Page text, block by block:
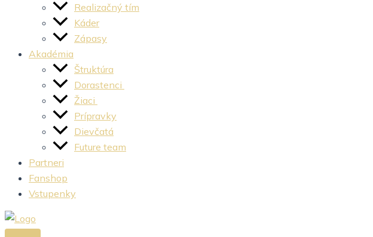
Realizačný tím
Káder
Zápasy
Akadémia
Štruktúra
Dorastenci
Žiaci
Prípravky
Dievčatá
Future team
Partneri
Fanshop
Vstupenky